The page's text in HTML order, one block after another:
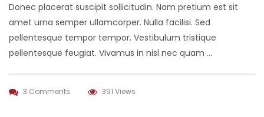
Donec placerat suscipit sollicitudin. Nam pretium est sit
amet urna semper ullamcorper. Nulla facilisi. Sed
pellentesque tempor tempor. Vestibulum tristique
pellentesque feugiat. Vivamus in nisl nec quam …
3 Comments 391 Views